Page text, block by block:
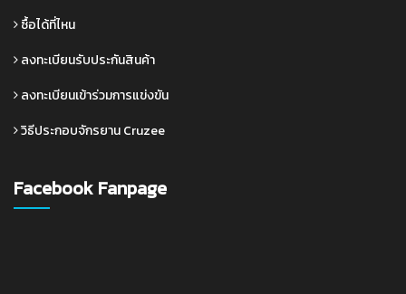
ซื้อได้ที่ไหน
ลงทะเบียนรับประกันสินค้า
ลงทะเบียนเข้าร่วมการแข่งขัน
วิธีประกอบจักรยาน Cruzee
Facebook Fanpage